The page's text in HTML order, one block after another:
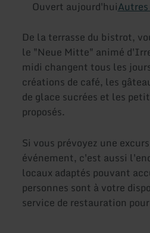
Ouvert aujourd'hui
De la terrasse du bistrot,
le "Neue Mitte" animé
midi changent tous les
créations de café, les
de glace sucrées et les
proposés.
Si vous prévoyez une
événement, c'est aussi
locaux adaptés pouvant
personnes sont à votre
service de restauration